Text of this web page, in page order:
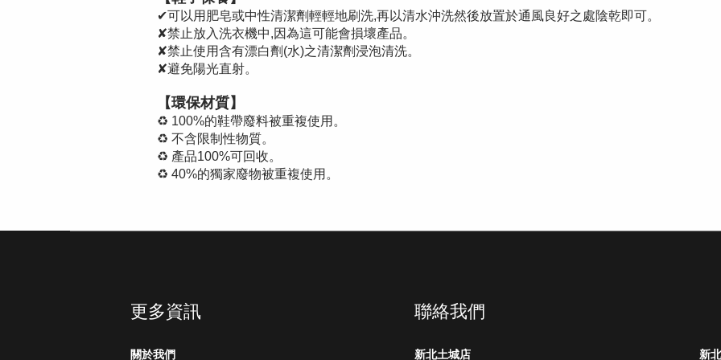
✔可以用肥皂或中性清潔劑輕輕地刷洗,再以清水沖洗然後放置於通風良好之處陰乾即可。
✘禁止放入洗衣機中,因為這可能會損壞產品。
✘禁止使用含有漂白劑(水)之清潔劑浸泡清洗。
✘避免陽光直射。
【環保材質】
♻️ 100%的鞋帶廢料被重複使用。
♻️ 不含限制性物質。
♻️ 產品100%可回收。
♻️ 40%的獨家廢物被重複使用。
更多資訊
關於我們
聯絡我們
新北土城店 新